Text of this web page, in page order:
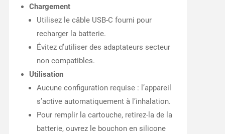
Chargement
Utilisez le câble USB-C fourni pour
recharger la batterie.
Évitez d’utiliser des adaptateurs secteur
non compatibles.
Utilisation
Aucune configuration requise : l’appareil
s’active automatiquement à l’inhalation.
Pour remplir la cartouche, retirez-la de la
batterie, ouvrez le bouchon en silicone